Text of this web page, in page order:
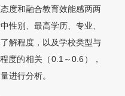
度和融合教育效能感两两
性别、最高学历、专业、
解程度，以及学校类型与
度的相关（0.1～0.6），
进行分析。